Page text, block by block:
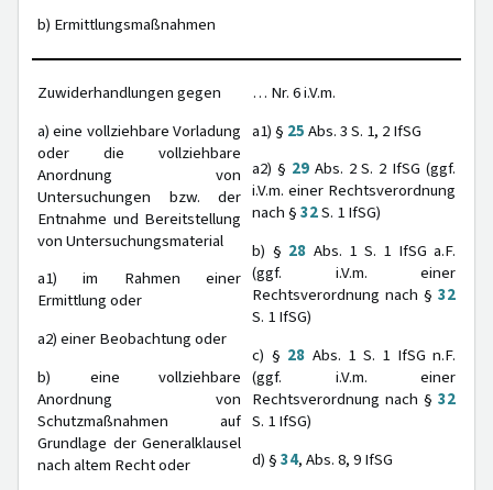
b) Ermittlungsmaßnahmen
Zuwiderhandlungen gegen
a) eine vollziehbare Vorladung
oder die vollziehbare
Anordnung von
Untersuchungen bzw. der
Entnahme und Bereitstellung
von Untersuchungsmaterial
a1) im Rahmen einer
Ermittlung oder
a2) einer Beobachtung oder
b) eine vollziehbare
Anordnung von
Schutzmaßnahmen auf
Grundlage der Generalklausel
nach altem Recht oder
… Nr. 6 i.V.m.
a1) § 25Abs. 3 S. 1, 2 IfSG
a2) § 29Abs. 2 S. 2 IfSG (ggf.
i.V.m. einer Rechtsverordnung
nach §32S. 1 IfSG)
b) § 28 Abs. 1 S. 1 IfSG a.F.
(ggf. i.V.m. einer
Rechtsverordnung nach § 32
S. 1 IfSG)
c) § 28 Abs. 1 S. 1 IfSG n.F.
(ggf. i.V.m. einer
Rechtsverordnung nach § 32
S. 1 IfSG)
d) §34, Abs. 8, 9 IfSG